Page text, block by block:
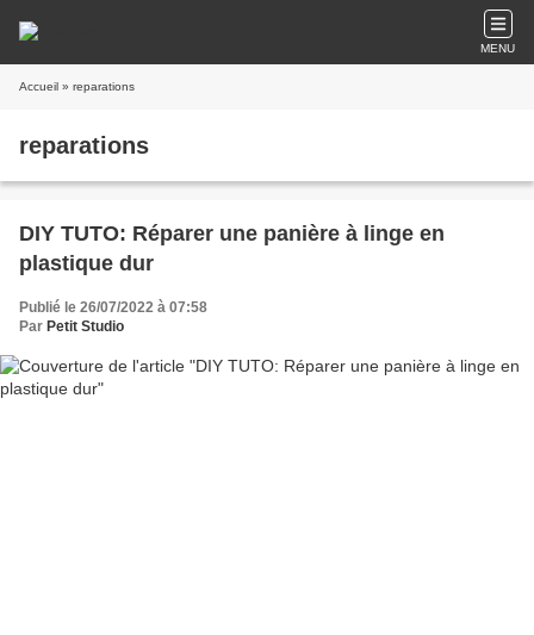
MENU
Accueil » reparations
reparations
DIY TUTO: Réparer une panière à linge en
plastique dur
Publié le 26/07/2022 à 07:58
Par Petit Studio